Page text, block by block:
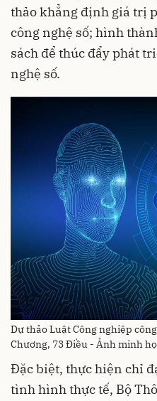
thảo khẳng định giá trị
công nghệ số; hình
sách để thúc đẩy phát
nghệ số.
Dự thảo Luật Công nghiệp
Chương, 73 Điều - Ảnh minh
Đặc biệt, thực hiện chỉ
tình hình thực tế, Bộ